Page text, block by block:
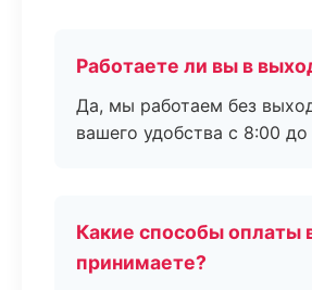
Работаете ли вы в
Да, мы работаем без
вашего удобства с 8:00
Какие способы оплаты
принимаете?